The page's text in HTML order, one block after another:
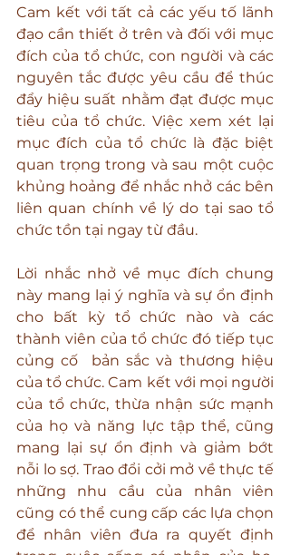
Cam kết với tất cả các yếu tố lãnh
đạo cần thiết ở trên và đối với mục
đích của tổ chức, con người và các
nguyên tắc được yêu cầu để thúc
đẩy hiệu suất nhằm đạt được mục
tiêu của tổ chức. Việc xem xét lại
mục đích của tổ chức là đặc biệt
quan trọng trong và sau một cuộc
khủng hoảng để nhắc nhở các bên
liên quan chính về lý do tại sao tổ
chức tồn tại ngay từ đầu.
Lời nhắc nhở về mục đích chung
này mang lại ý nghĩa và sự ổn định
cho bất kỳ tổ chức nào và các
thành viên của tổ chức đó tiếp tục
củng cố  bản sắc và thương hiệu
của tổ chức. Cam kết với mọi người
của tổ chức, thừa nhận sức mạnh
của họ và năng lực tập thể, cũng
mang lại sự ổn định và giảm bớt
nỗi lo sợ. Trao đổi cởi mở về thực tế
những nhu cầu của nhân viên
cũng có thể cung cấp các lựa chọn
để nhân viên đưa ra quyết định